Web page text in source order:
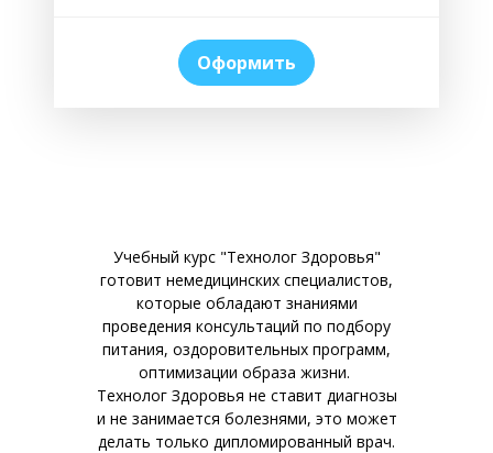
Оформить
Учебный курс "Технолог Здоровья"
готовит немедицинских специалистов,
которые обладают знаниями
проведения консультаций по подбору
питания, оздоровительных программ,
оптимизации образа жизни.
Технолог Здоровья не ставит диагнозы
и не занимается болезнями, это может
делать только дипломированный врач.